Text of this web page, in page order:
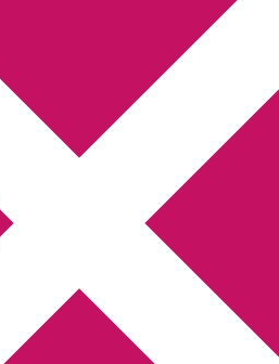
Vilken är den mest älskade svenska